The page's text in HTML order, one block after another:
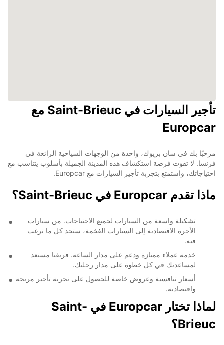
تأجير السيارات في Saint-Brieuc مع
Europcar
مرحبًا بك في سان بريوك، واحدة من الوجهات السياحية الرائعة في
فرنسا. لا تفوت فرصة استكشاف هذه المدينة الجميلة بأسلوب يتناسب مع
احتياجاتك، واستمتع بتجربة تأجير السيارات مع Europcar.
ماذا تقدم Europcar في Saint-Brieuc؟
تشكيلة واسعة من السيارات لجميع الاحتياجات. من سيارات
الأجرة الاقتصادية إلى السيارات الفخمة، ستجد كل ما ترغب
فيه.
خدمة عملاء ممتازة ودعم على مدار الساعة. فريقنا مستعد
لمساعدتك في كل خطوة على مدار رحلتك.
أسعار تنافسية وعروض خاصة للحصول على تجربة تأجير مريحة
واقتصادية.
لماذا تختار Europcar في Saint-
Brieuc؟